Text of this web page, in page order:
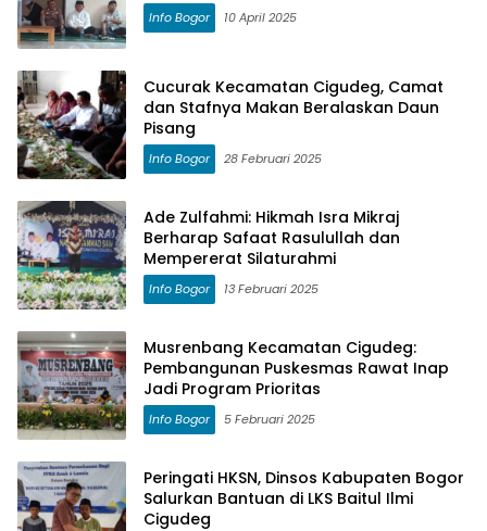
Info Bogor 10 April 2025
Cucurak Kecamatan Cigudeg, Camat
dan Stafnya Makan Beralaskan Daun
Pisang
Info Bogor 28 Februari 2025
Ade Zulfahmi: Hikmah Isra Mikraj
Berharap Safaat Rasulullah dan
Mempererat Silaturahmi
Info Bogor 13 Februari 2025
Musrenbang Kecamatan Cigudeg:
Pembangunan Puskesmas Rawat Inap
Jadi Program Prioritas
Info Bogor 5 Februari 2025
Peringati HKSN, Dinsos Kabupaten Bogor
Salurkan Bantuan di LKS Baitul Ilmi
Cigudeg